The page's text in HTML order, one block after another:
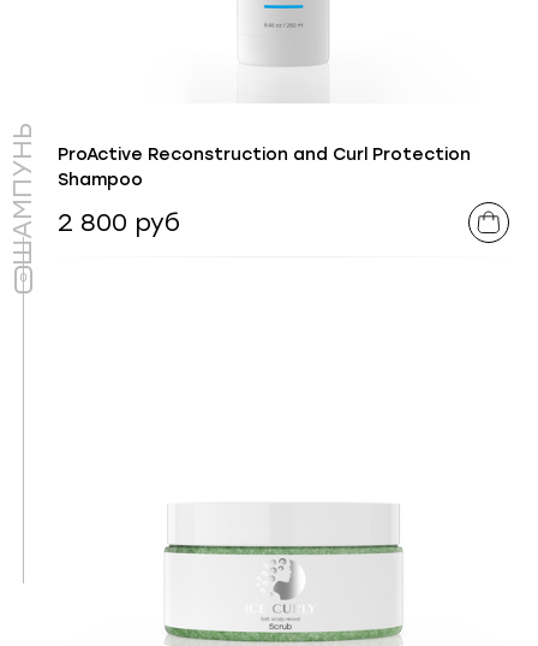
ШАМПУНЬ
ProActive Reconstruction and Curl Protection
Shampoo
2 800 руб